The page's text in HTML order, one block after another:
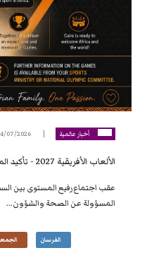
أخبار عالمية
الألعاب الأفريقية 2027 - تأكيد المواعيد الرسمية
عقب اجتماع رفيع المستوى بين
المسؤولة عن الصحة والشؤون...
الفرسان